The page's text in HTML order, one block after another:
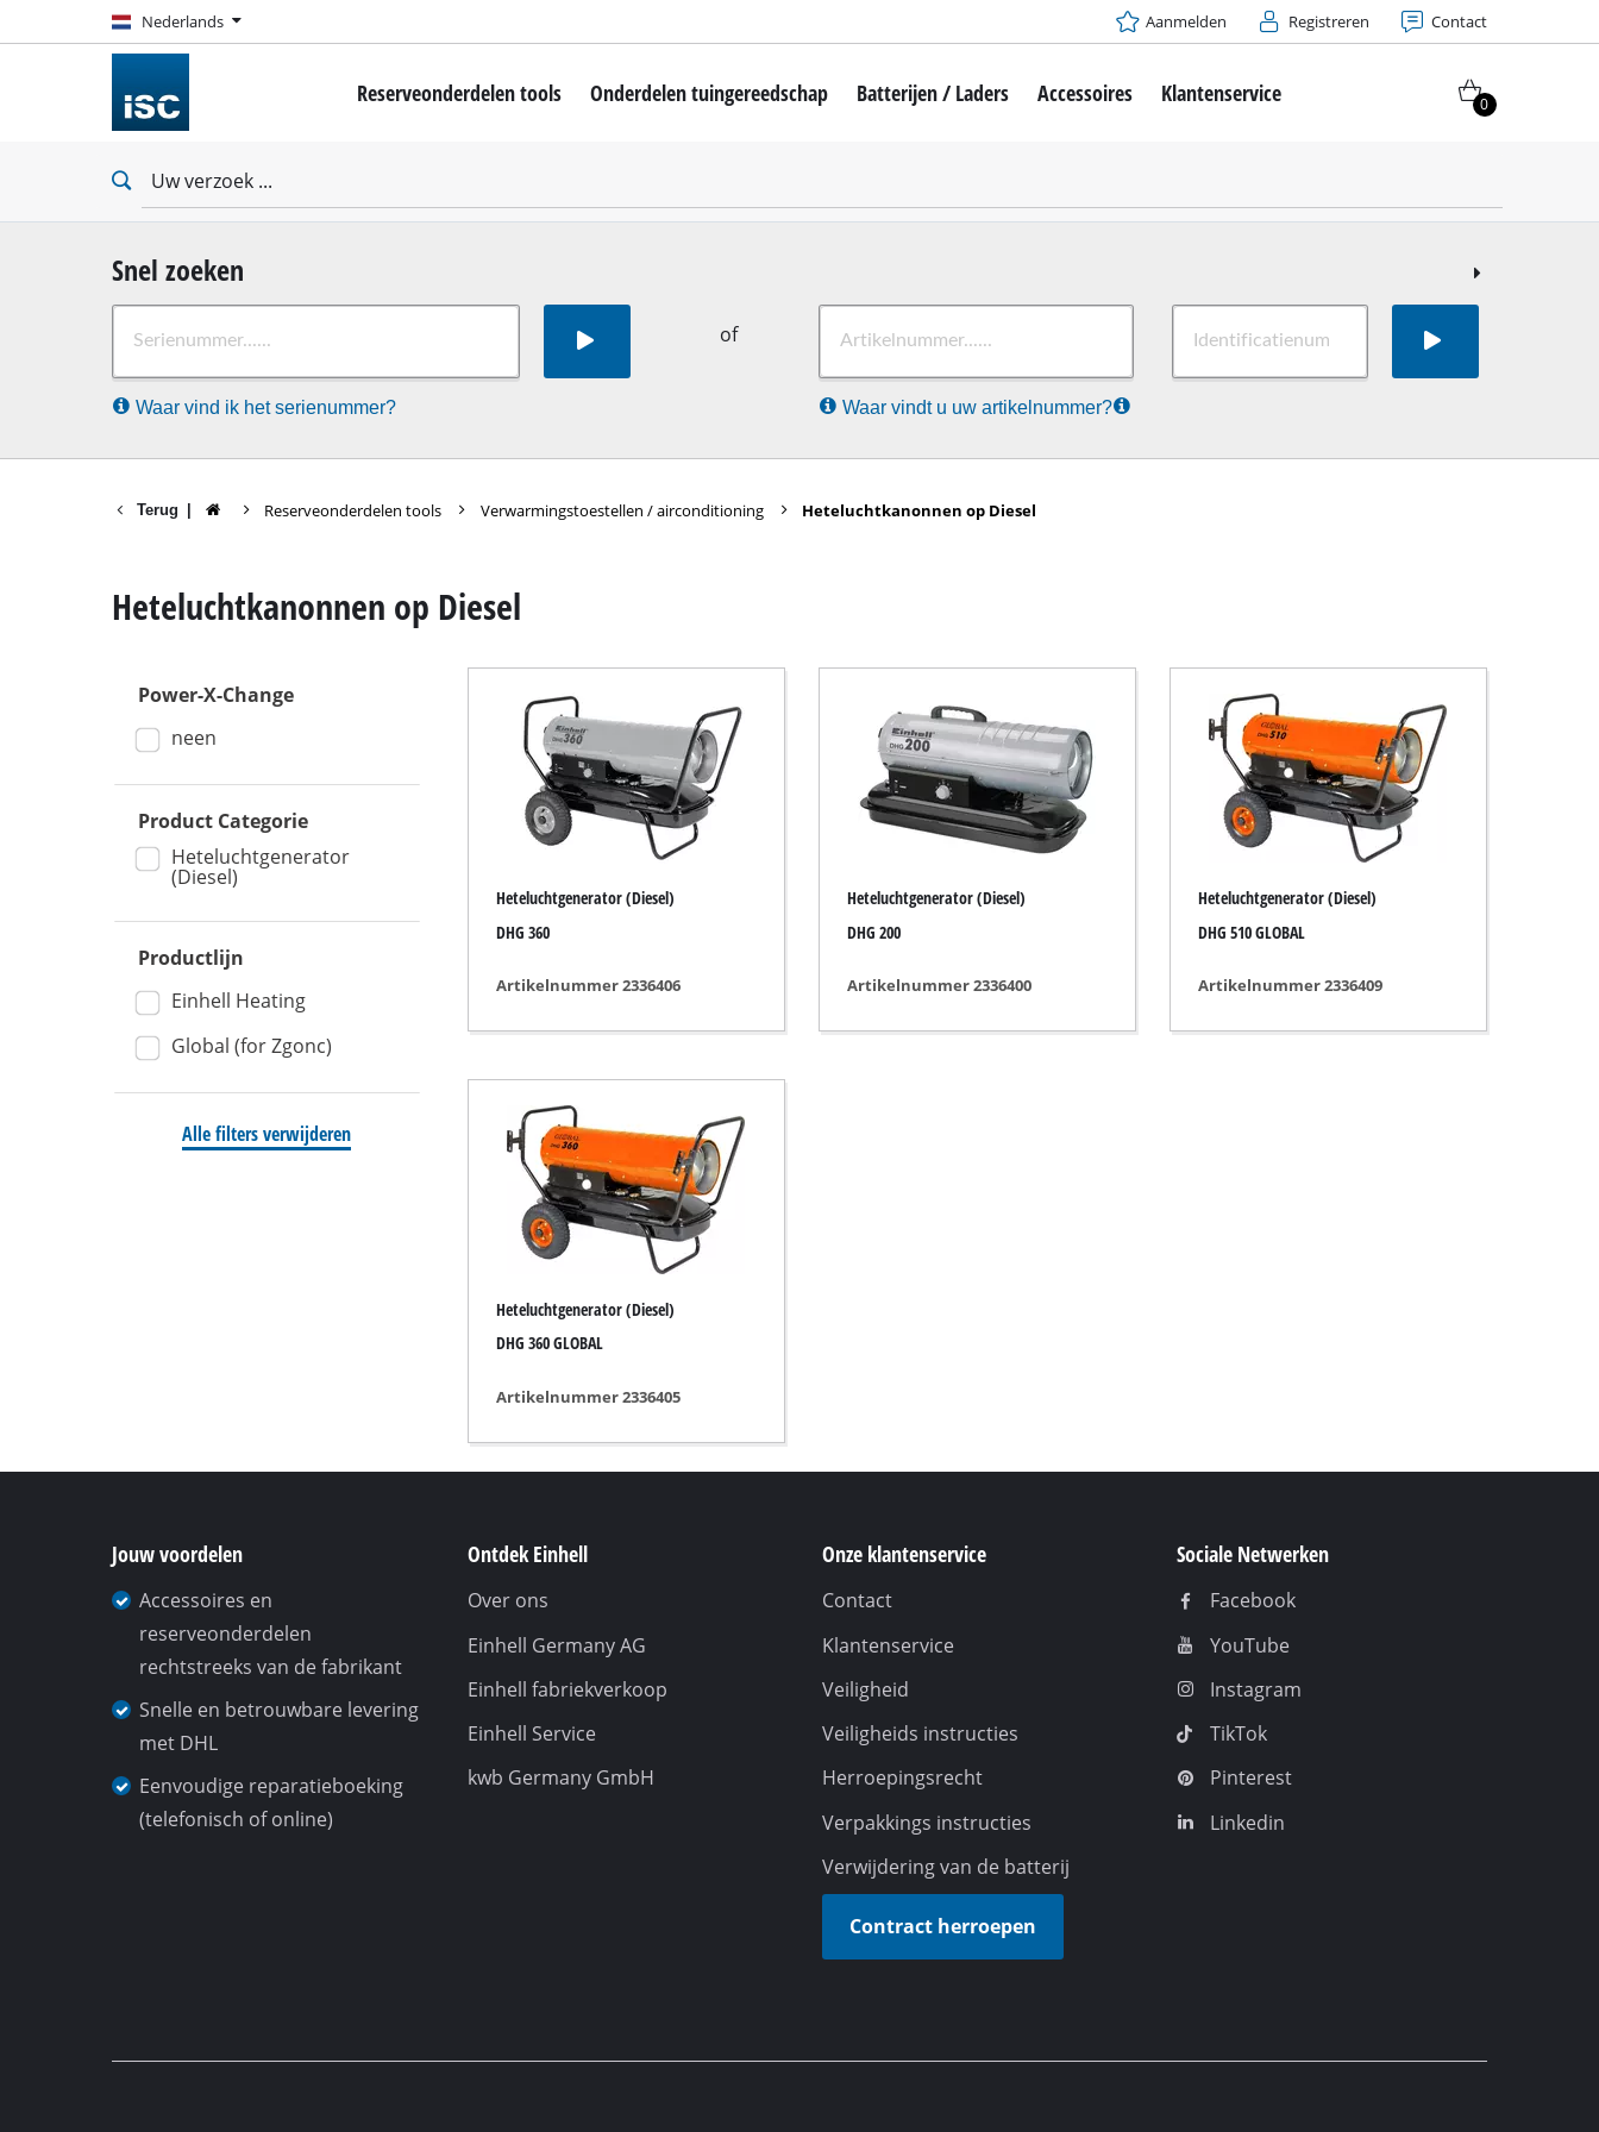
Nederlands
Nederlands Aanmelden Registreren Contact
Reserveonderdelen tools
Minischroevendraaier
Slagmoersleutels
Boorhamers
Breekhamer
Klopboormachine
Stationaire boormachines
Handcirkelzaag
Universele zaag
Nat-/ Droogzuiger
Kruimeldief
Werkbankslijpmachine
Baan schuurmachines
Deltaschuurmachines
Accu Compressor
Hybride Compressor
Schaafmachine / Freesmachine
Onderdelen tuingereedschap
Draadloze Grasmaaiers
Electro Grasmaaiers
Draadloze Grastrimmers
Benzine Grastrimmer
Accu Bosmaaier
Electro Heggenscharen
Draadloze Heggenscharen
Benzine Heggenscharen
Telescopische Heggenschaar
Takkenschaar
Tuinpomp
Dompelpomp
Drainage Pompen
Diepte- / Dompelpomp
Hydrofoorpomp
Benzine Waterpomp
Andere pompen
Accu Kettingzaag
Benzine Kettingzaag
Elektrische Kettingzaag
Hoogsnoeier
Hakselaars
Batterijen / Laders Accessoires Klantenservice 0
Snel zoeken
Waar vind ik het serienummer?
of
Waar vindt u uw artikelnummer?
Terug Reserveonderdelen tools Verwarmingstoestellen / airconditioning Heteluchtkanonnen op Diesel
Heteluchtkanonnen op Diesel
Power-X-Change
neen
Product Categorie
Heteluchtgenerator
(Diesel)
Productlijn
Einhell Heating
Global (for Zgonc)
Alle filters verwijderen
Heteluchtgenerator (Diesel)
DHG 360
Artikelnummer 2336406
Heteluchtgenerator (Diesel)
DHG 200
Artikelnummer 2336400
Heteluchtgenerator (Diesel)
DHG 510 GLOBAL
Artikelnummer 2336409
Heteluchtgenerator (Diesel)
DHG 360 GLOBAL
Artikelnummer 2336405
Jouw voordelen
Accessoires en
reserveonderdelen
rechtstreeks van de fabrikant
Snelle en betrouwbare levering
met DHL
Eenvoudige reparatieboeking
(telefonisch of online)
Ontdek Einhell
Over ons
Einhell Germany AG
Einhell fabriekverkoop
Einhell Service
kwb Germany GmbH
Onze klantenservice
Contact
Klantenservice
Veiligheid
Veiligheids instructies
Herroepingsrecht
Verpakkings instructies
Verwijdering van de batterij
Contract herroepen
Sociale Netwerken
Facebook
YouTube
Instagram
TikTok
Pinterest
Linkedin